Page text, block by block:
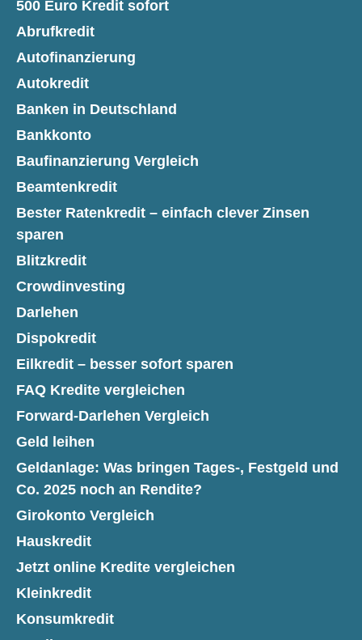
500 Euro Kredit sofort
Abrufkredit
Autofinanzierung
Autokredit
Banken in Deutschland
Bankkonto
Baufinanzierung Vergleich
Beamtenkredit
Bester Ratenkredit – einfach clever Zinsen
sparen
Blitzkredit
Crowdinvesting
Darlehen
Dispokredit
Eilkredit – besser sofort sparen
FAQ Kredite vergleichen
Forward-Darlehen Vergleich
Geld leihen
Geldanlage: Was bringen Tages-, Festgeld und
Co. 2025 noch an Rendite?
Girokonto Vergleich
Hauskredit
Jetzt online Kredite vergleichen
Kleinkredit
Konsumkredit